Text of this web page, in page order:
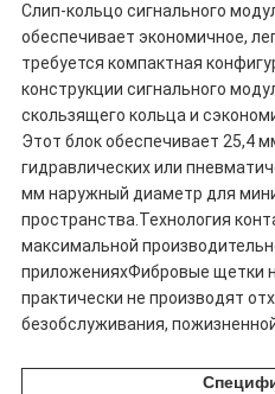
Слип-кольцо сигнального
обеспечивает экономичное,
требуется компактная
конструкции сигнального
скользящего кольца и
Этот блок обеспечивает 25,4
гидравлических или
мм наружный диаметр для
пространства.Технология
максимальной
приложенияхФибровые щетки
практически не производят
безобслуживания,